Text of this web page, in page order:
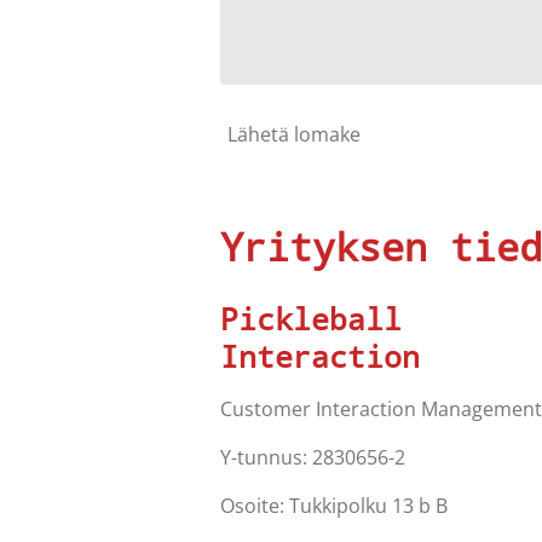
Lähetä lomake
Yrityksen
Pickleball
Interaction
Customer Interaction Management
Y-tunnus: 2830656-2
Osoite: Tukkipolku 13 b B